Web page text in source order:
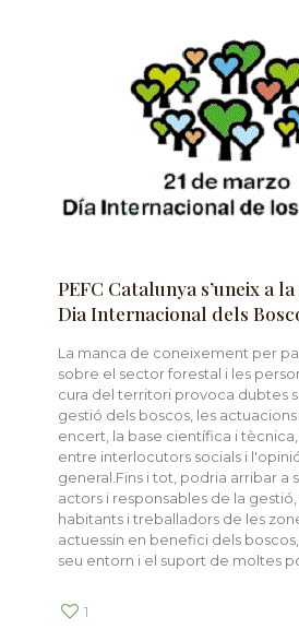
PEFC Catalunya s’uneix a
Dia Internacional dels
La manca de coneixement per
sobre el sector forestal i les
cura del territori provoca dubtes
gestió dels boscos, les
encert, la base científica i
entre interlocutors socials i
general.Fins i tot, podria arribar a
actors i responsables de la
habitants i treballadors de les
actuessin en benefici dels
seu entorn i el suport de moltes
1